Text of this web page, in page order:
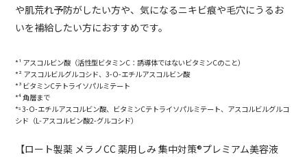
や肌荒れ予防がしたい方や、気になるニキビ痕や毛穴にうるお
いを補給したい方におすすめです。
*¹ アスコルビン酸（活性型ビタミンC：誘導体ではないビタミンCのこと）
*² アスコルビルグルコシド、3-O-エチルアスコルビン酸
*³ ビタミンCテトライソパルミテート
*⁴ 角層まで
*⁵ 3-O-エチルアスコルビン酸、ビタミンCテトライソパルミテート、アスコルビルグルコ
シド（L-アスコルビン酸2-グルコシド）
【ロート製薬 メラノCC 薬用しみ 集中対策®プレミアム美容液